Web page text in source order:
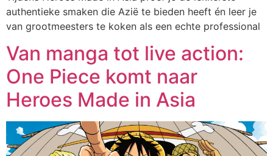
authentieke smaken die Azië te bieden heeft én leer je
van grootmeesters te koken als een echte professional
Van manga tot live action:
One Piece komt naar
Heroes Made in Asia